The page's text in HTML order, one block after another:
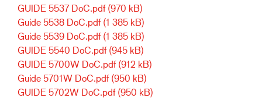
GUIDE 5537 DoC.pdf (970 kB)
Guide 5538 DoC.pdf (1 385 kB)
Guide 5539 DoC.pdf (1 385 kB)
GUIDE 5540 DoC.pdf (945 kB)
GUIDE 5700W DoC.pdf (912 kB)
Guide 5701W DoC.pdf (950 kB)
GUIDE 5702W DoC.pdf (950 kB)